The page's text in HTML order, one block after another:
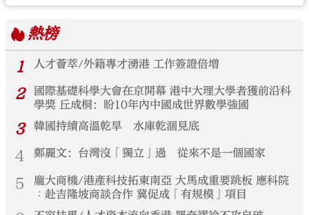
熱榜
1
人才薈萃/外籍專才湧港 工作簽證倍增
2
國際基礎科學大會在京開幕 港中大理大學者獲前沿科
學獎 丘成桐：盼10年內中國成世界數學強國
3 韓國持續高溫乾旱 水庫乾涸見底
4 鄭麗文：台灣沒「獨立」過 從來不是一個國家
5
龐大商機/港產科技拓東南亞 大馬成重要跳板 應科院
︰赴吉隆坡商談合作 冀促成「有規模」項目